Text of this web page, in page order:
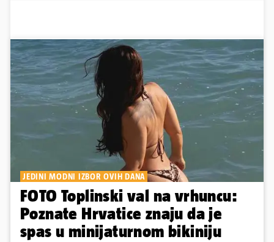
JEDINI MODNI IZBOR OVIH DANA
FOTO Toplinski val na vrhuncu:
Poznate Hrvatice znaju da je
spas u minijaturnom bikiniju